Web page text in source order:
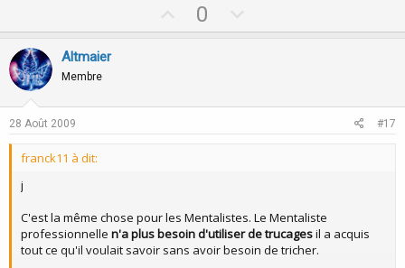
p
t
0
o
v
Altmaier
Membre
28 Août 2009 #17
franck11 à dit:
j
C'est la même chose pour les Mentalistes. Le Mentaliste
professionnelle n'a plus besoin d'utiliser de trucagesil a acquis
tout ce qu'il voulait savoir sans avoir besoin de tricher.